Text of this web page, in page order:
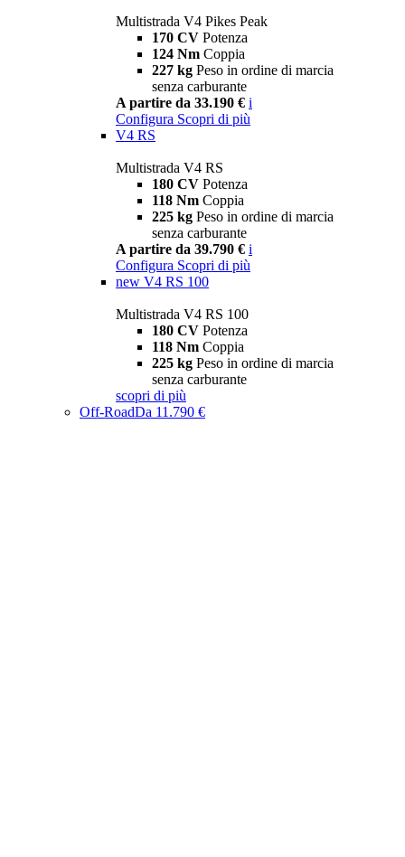
Multistrada V4 Pikes Peak
170 CV Potenza
124 Nm Coppia
227 kg Peso in ordine di marcia
senza carburante
A partire da 33.190 € i
Configura Scopri di più
V4 RS
Multistrada V4 RS
180 CV Potenza
118 Nm Coppia
225 kg Peso in ordine di marcia
senza carburante
A partire da 39.790 € i
Configura Scopri di più
new V4 RS 100
Multistrada V4 RS 100
180 CV Potenza
118 Nm Coppia
225 kg Peso in ordine di marcia
senza carburante
scopri di più
Off-RoadDa 11.790 €